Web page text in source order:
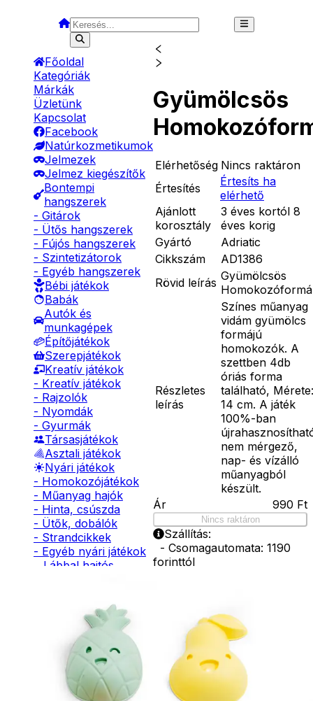
Főoldal
Kategóriák
Márkák
Üzletünk
Kapcsolat
Facebook
Natúrkozmetikumok
Jelmezek
Jelmez kiegészítők
Bontempi
hangszerek
- Gitárok
- Ütős hangszerek
- Fújós hangszerek
- Szintetizátorok
- Egyéb hangszerek
Bébi játékok
Babák
Autók és
munkagépek
Építőjátékok
Szerepjátékok
Kreatív játékok
- Kreatív játékok
- Rajzolók
- Nyomdák
- Gyurmák
Társasjátékok
Asztali játékok
Nyári játékok
- Homokozójátékok
- Műanyag hajók
- Hinta, csúszda
- Ütők, dobálók
- Strandcikkek
- Egyéb nyári játékok
Lábbal hajtós
Gyümölcsös
Elérhetőség Nincs raktáron
Értesítés
Értesíts ha
elérhető
Ajánlott
korosztály
3 éves kortól 8
éves korig
Gyártó
Adriatic
Cikkszám
AD1386
Rövid leírás Gyümölcsös
Részletes
leírás
Színes műanyag
vidám gyümölcs
formájú
homokozók. A
szettben 4db
óriás forma
található, Mérete:
14 cm. A játék
100%-ban
nem mérgező,
nap- és vízálló
műanyagból
készült.
Ár
990 Ft
Nincs raktáron
Szállítás:
- Csomagautomata: 1190
forinttól
ingyenesen
Kiegészítő
termékek